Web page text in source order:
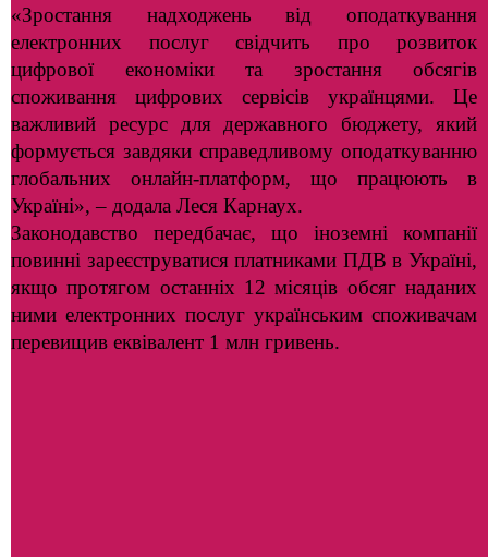
«Зростання надходжень від оподаткування
електронних послуг свідчить про розвиток
цифрової економіки та зростання обсягів
споживання цифрових сервісів українцями. Це
важливий ресурс для державного бюджету, який
формується завдяки справедливому оподаткуванню
глобальних онлайн-платформ, що працюють в
Україні», – додала Леся Карнаух.
Законодавство передбачає, що іноземні компанії
повинні зареєструватися платниками ПДВ в Україні,
якщо протягом останніх 12 місяців обсяг наданих
ними електронних послуг українським споживачам
перевищив еквівалент 1 млн гривень.